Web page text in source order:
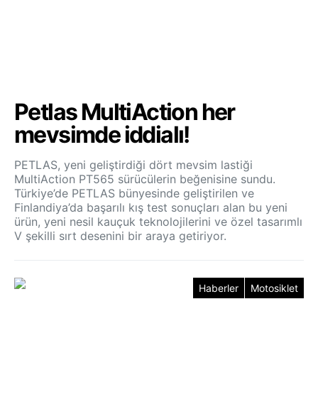
Petlas MultiAction her
mevsimde iddialı!
PETLAS, yeni geliştirdiği dört mevsim lastiği
MultiAction PT565 sürücülerin beğenisine sundu.
Türkiye’de PETLAS bünyesinde geliştirilen ve
Finlandiya’da başarılı kış test sonuçları alan bu yeni
ürün, yeni nesil kauçuk teknolojilerini ve özel tasarımlı
V şekilli sırt desenini bir araya getiriyor.
Haberler Motosiklet